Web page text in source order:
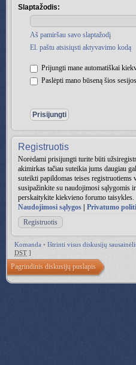
Slaptažodis:
Aš pamiršau savo slaptažodį
El. paštu atsisiųsti aktyvavimo kodą
Prijungti mane automatiškai
Paslėpti mano būseną šios
Registruotis
Norėdami prisijungti turite būti
akimirkas tačiau suteikia jums daugiau
suteikti papildomas teises registruotiems
susipažinkite su naudojimosi sąlygomis
perskaitykite kiekvieno forumo taisykles.
Naudojimosi sąlygos
Privatumo
Registruotis
Komanda • Ištrinti visus diskusijų
DST ]
Pagrindinis diskusijų puslapis